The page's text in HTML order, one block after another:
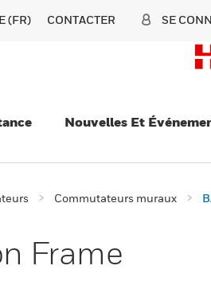
(FR) CONTACTER SE
Nouvelles Et
Commutateurs muraux
Frame